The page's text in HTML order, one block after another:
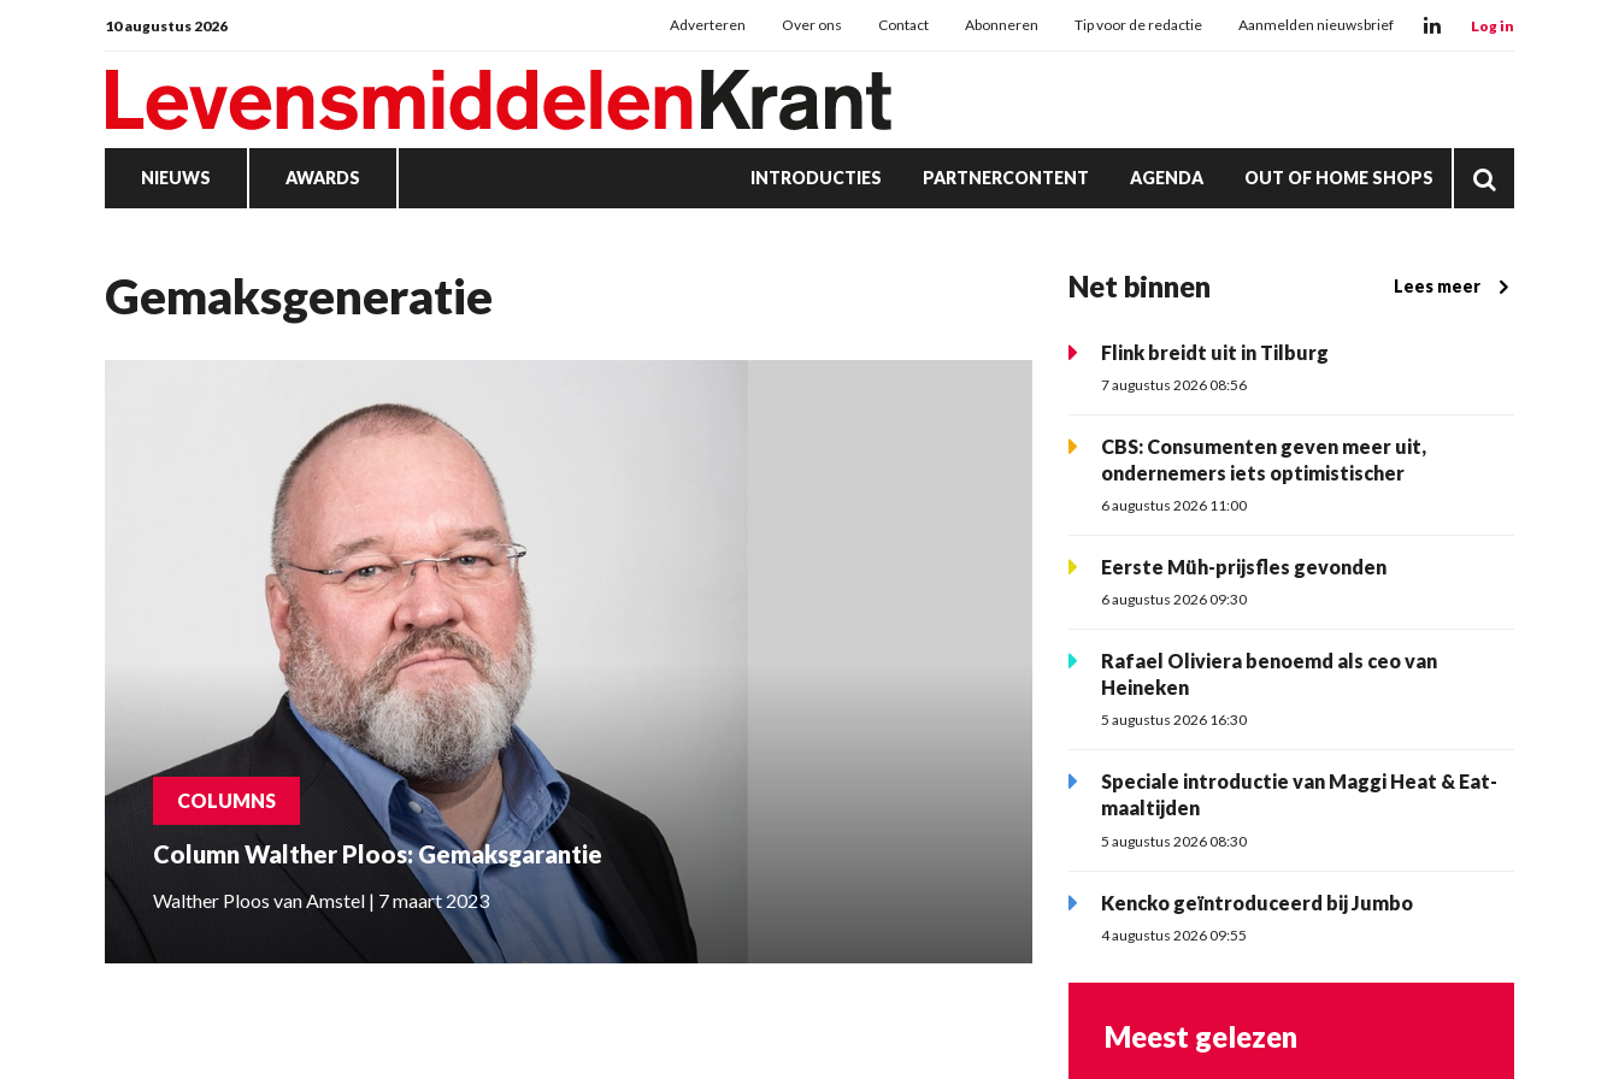
10 augustus 2026 Adverteren Over ons Contact Abonneren Tip voor de redactie Aanmelden nieuwsbrief Log in
NIEUWS AWARDS INTRODUCTIES PARTNERCONTENT AGENDA OUT OF HOME SHOPS
gemaksgeneratie
COLUMNS
Column Walther Ploos: Gemaksgarantie
Walther Ploos van Amstel | 7 maart 2023
Net binnen Lees meer
Flink breidt uit in Tilburg
7 augustus 2026 08:56
CBS: Consumenten geven meer uit,
ondernemers iets optimistischer
6 augustus 2026 11:00
Eerste Müh-prijsfles gevonden
6 augustus 2026 09:30
Rafael Oliviera benoemd als ceo van
Heineken
5 augustus 2026 16:30
Speciale introductie van Maggi Heat & Eat-
maaltijden
5 augustus 2026 08:30
Kencko geïntroduceerd bij Jumbo
4 augustus 2026 09:55
Meest gelezen